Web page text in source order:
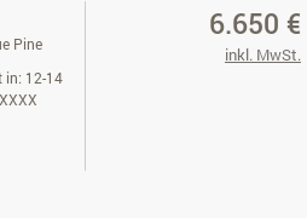
Pine
in: 12-14
6.650 €
inkl. MwSt.